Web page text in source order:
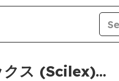
ス (Scilex)…